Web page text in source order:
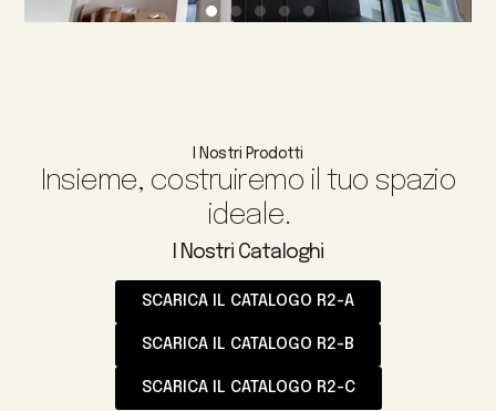
I Nostri Prodotti
Insieme, costruiremo il tuo spazio
ideale.
I Nostri Cataloghi
SCARICA IL CATALOGO R2-A
SCARICA IL CATALOGO R2-B
SCARICA IL CATALOGO R2-C